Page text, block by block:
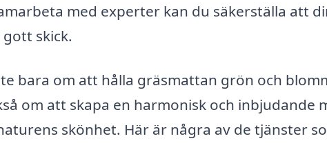
med experter kan du säkerställa att
skick.
bara om att hålla gräsmattan grön och
om att skapa en harmonisk och inbjudande
skönhet. Här är några av de tjänster